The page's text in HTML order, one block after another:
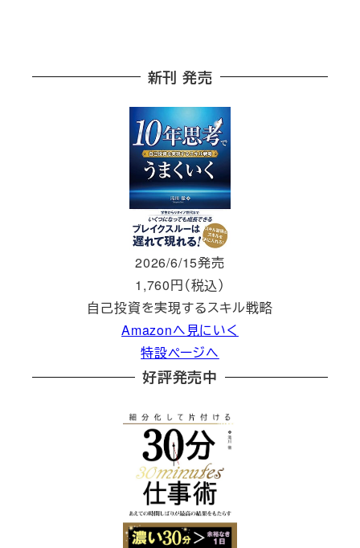
新刊 発売
2026/6/15発売
1,760円（税込）
自己投資を実現するスキル戦略
Amazonへ見にいく
特設ページへ
好評発売中